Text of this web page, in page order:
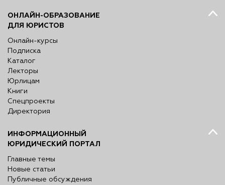
ОНЛАЙН-ОБРАЗОВАНИЕ
ДЛЯ ЮРИСТОВ
Онлайн-курсы
Подписка
Каталог
Лекторы
Юрлицам
Книги
Спецпроекты
Директория
ИНФОРМАЦИОННЫЙ
ЮРИДИЧЕСКИЙ ПОРТАЛ
Главные темы
Новые статьи
Публичные обсуждения